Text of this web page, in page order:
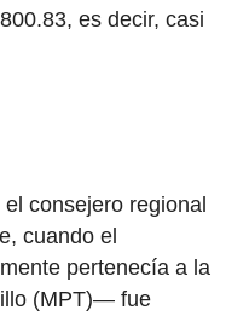
es decir, casi
consejero regional
cuando el
pertenecía a la
(MPT)— fue